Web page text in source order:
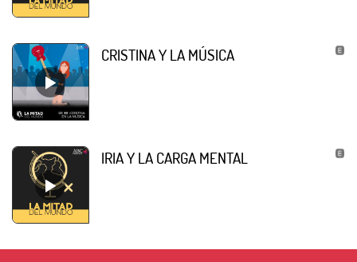
CRISTINA Y LA MÚSICA
IRIA Y LA CARGA MENTAL